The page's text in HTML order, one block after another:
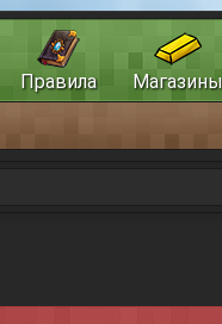
Правила Магазины